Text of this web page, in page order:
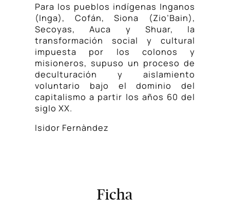
Para los pueblos indígenas Inganos
(Inga), Cofán, Siona (Zio’Bain),
Secoyas, Auca y Shuar, la
transformación social y cultural
impuesta por los colonos y
misioneros, supuso un proceso de
deculturación y aislamiento
voluntario bajo el dominio del
capitalismo a partir los años 60 del
siglo XX.
Isidor Fernàndez
Ficha